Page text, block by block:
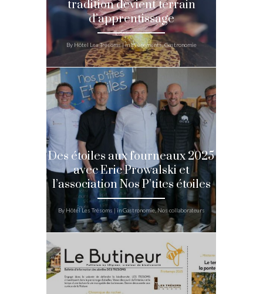
tradition devient terrain
d’apprentissage
By Hôtel Les Trésoms | in Evénements, Gastronomie
Des étoiles aux fourneaux 2025
avec Eric Prowalski et
l’association Nos P’tites étoiles
By Hôtel Les Trésoms | in Gastronomie, Nos collaborateurs